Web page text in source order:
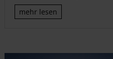
mehr lesen